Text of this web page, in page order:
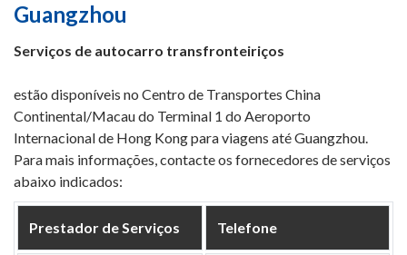
Guangzhou
Serviços de autocarro transfronteiriços
estão disponíveis no Centro de Transportes China
Continental/Macau do Terminal 1 do Aeroporto
Internacional de Hong Kong para viagens até Guangzhou.
Para mais informações, contacte os fornecedores de serviços
abaixo indicados:
Prestador de Serviços Telefone